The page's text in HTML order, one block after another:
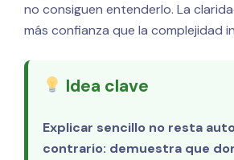
no consiguen entenderlo. La
más confianza que la complejidad
Idea clave
Explicar sencillo no resta
contrario: demuestra que